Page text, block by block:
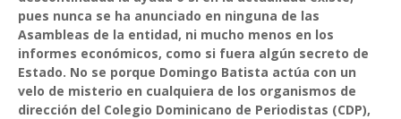
pues nunca se ha anunciado en ninguna de las
Asambleas de la entidad, ni mucho menos en los
informes económicos, como si fuera algún secreto de
Estado. No se porque Domingo Batista actúa con un
velo de misterio en cualquiera de los organismos de
dirección del Colegio Dominicano de Periodistas (CDP),